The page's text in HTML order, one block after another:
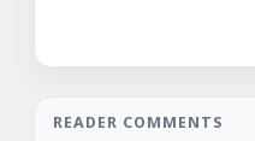
READER COMMENTS